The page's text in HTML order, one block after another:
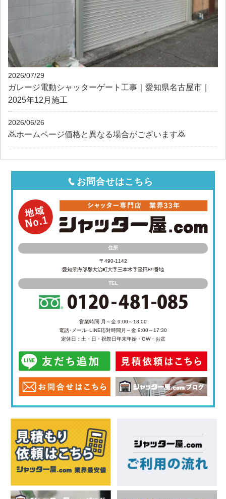
2026/07/29
ガレージ電動シャッターゲート工事｜愛知県名古屋市｜
2025年12月施工
2026/06/26
🙇ホームページ価格と異なる場合がございます🙇
お問合せはこちら
住所
〒490-1142
愛知県海部郡大治町大字三本木字堅田89番地
TEL
営業時間 月～金 9:00～18:00
電話･メール･LINE応対時間 月～金 9:00～17:30
定休日：土・日・祝祭日年末年始・GW・お盆